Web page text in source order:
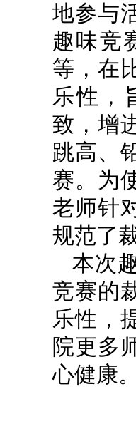
地参与
趣味竞
等，在
乐性，
致，增
跳高、
赛。为
老师针
规范了
本次
竞赛的
乐性，
院更多
心健康